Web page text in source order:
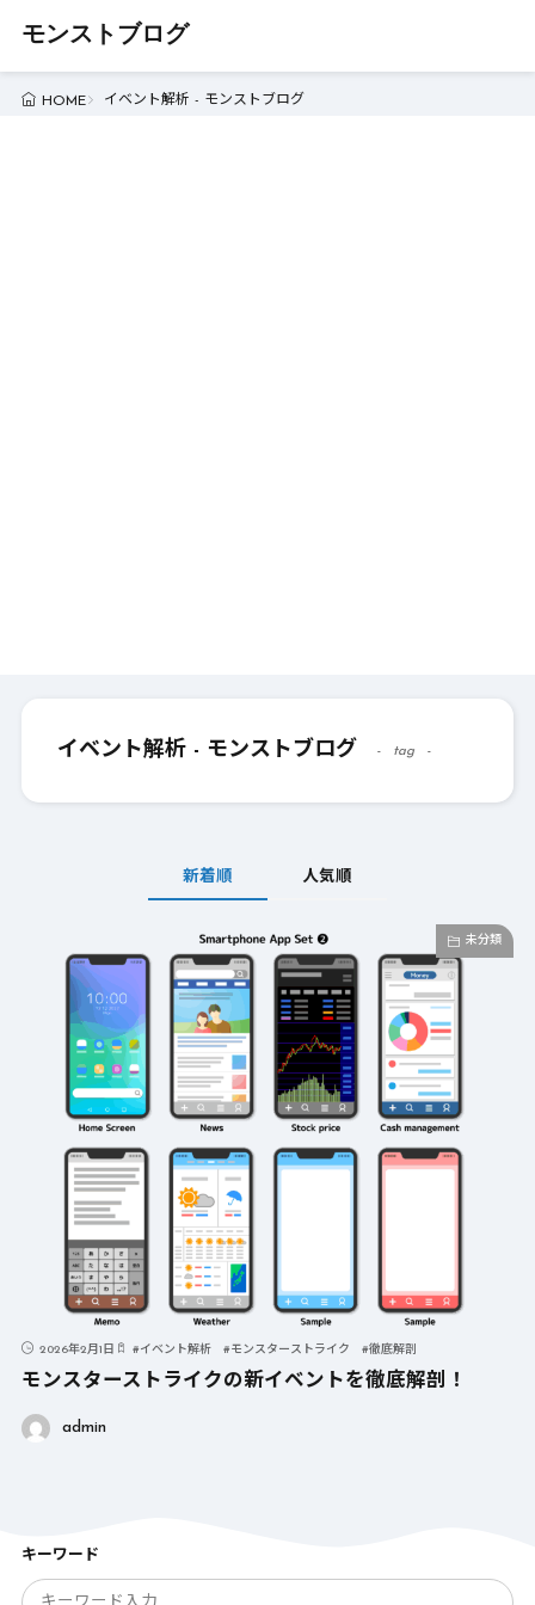
モンストブログ
HOME イベント解析 - モンストブログ
イベント解析 - モンストブログ tag
新着順 人気順
未分類
2026年2月1日 #イベント解析 #モンスターストライク #徹底解剖
モンスターストライクの新イベントを徹底解剖！
admin
キーワード